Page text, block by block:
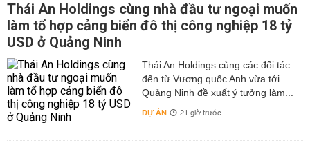
Thái An Holdings cùng nhà đầu tư ngoại muốn
làm tổ hợp cảng biển đô thị công nghiệp 18 tỷ
USD ở Quảng Ninh
Thái An Holdings cùng các đối tác
đến từ Vương quốc Anh vừa tới
Quảng Ninh đề xuất ý tưởng làm...
DỰ ÁN 21 giờ trước